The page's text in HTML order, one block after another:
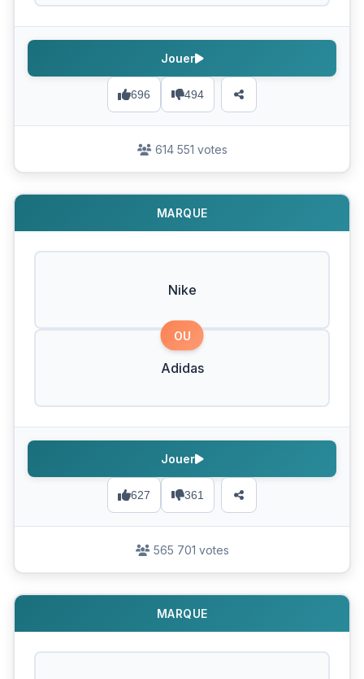
696 494
Jouer
614 551 votes
MARQUE
Nike
OU
Adidas
627 361
Jouer
565 701 votes
MARQUE